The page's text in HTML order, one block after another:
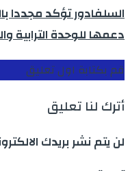
السلفادور تؤكد مجددا
دعمها للوحدة الترابية
قم بكتابة اول تعليق
أترك لنا تعليق
لن يتم نشر بريدك